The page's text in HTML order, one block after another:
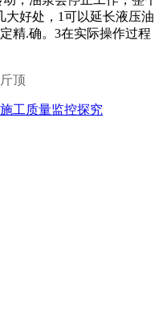
好处，1可以延长液压油
精.确。3在实际操作过程
工质量监控探究